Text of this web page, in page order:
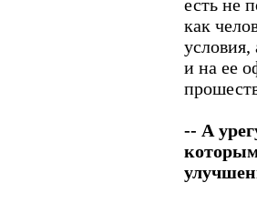
есть не
как
и на ее
-- А